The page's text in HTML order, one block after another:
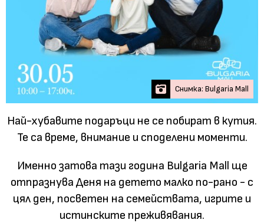
Снимка: Bulgaria Mall
Най-хубавите подаръци не се побират в кутия.
Те са време, внимание и споделени моменти.
Именно затова тази година Bulgaria Mall ще
отпразнува Деня на детето малко по-рано - с
цял ден, посветен на семействата, игрите и
истинските преживявания.